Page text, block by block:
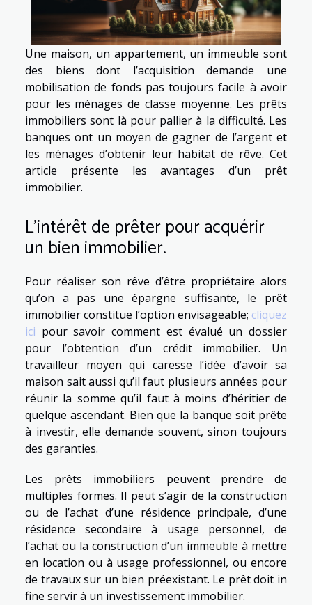
Une maison, un appartement, un immeuble sont
des biens dont l’acquisition demande une
mobilisation de fonds pas toujours facile à avoir
pour les ménages de classe moyenne. Les prêts
immobiliers sont là pour pallier à la difficulté. Les
banques ont un moyen de gagner de l’argent et
les ménages d’obtenir leur habitat de rêve. Cet
article présente les avantages d’un prêt
immobilier.
L’intérêt de prêter pour acquérir
un bien immobilier.
Pour réaliser son rêve d’être propriétaire alors
qu’on a pas une épargne suffisante, le prêt
immobilier constitue l’option envisageable; cliquez
ici pour savoir comment est évalué un dossier
pour l’obtention d’un crédit immobilier. Un
travailleur moyen qui caresse l’idée d’avoir sa
maison sait aussi qu’il faut plusieurs années pour
réunir la somme qu’il faut à moins d’héritier de
quelque ascendant. Bien que la banque soit prête
à investir, elle demande souvent, sinon toujours
des garanties.
Les prêts immobiliers peuvent prendre de
multiples formes. Il peut s’agir de la construction
ou de l’achat d’une résidence principale, d’une
résidence secondaire à usage personnel, de
l’achat ou la construction d’un immeuble à mettre
en location ou à usage professionnel, ou encore
de travaux sur un bien préexistant. Le prêt doit in
fine servir à un investissement immobilier.